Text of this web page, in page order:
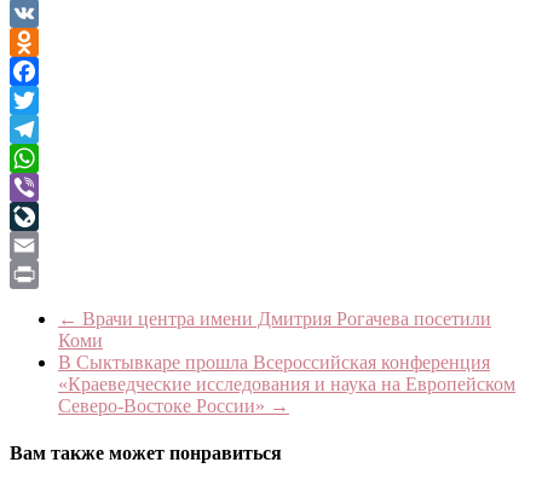
VK
Odnoklassniki
Facebook
Twitter
Telegram
WhatsApp
Viber
LiveJournal
Email
← Врачи центра имени Дмитрия Рогачева посетили
Коми
В Сыктывкаре прошла Всероссийская конференция
«Краеведческие исследования и наука на Европейском
Северо-Востоке России» →
Вам также может понравиться